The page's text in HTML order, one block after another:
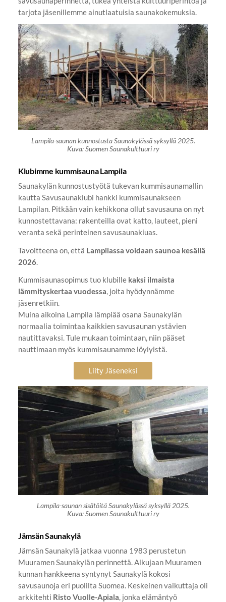
tarjota jäsenillemme ainutlaatuisia saunakokemuksia.
Lampila-saunan kunnostusta Saunakylässä syksyllä 2025.
Kuva: Suomen Saunakulttuuri ry
Klubimme kummisauna Lampila
Saunakylän kunnostustyötä tukevan kummisaunamallin
kautta Savusaunaklubi hankki kummisaunakseen
Lampilan. Pitkään vain kehikkona ollut savusauna on nyt
kunnostettavana: rakenteilla ovat katto, lauteet, pieni
veranta sekä perinteinen savusaunakiuas.
Tavoitteena on, että Lampilassa voidaan saunoa kesällä
2026.
Kummisaunasopimus tuo klubille kaksi ilmaista
lämmityskertaa vuodessa, joita hyödynnämme
jäsenretkiin.
Muina aikoina Lampila lämpiää osana Saunakylän
normaalia toimintaa kaikkien savusaunan ystävien
nautittavaksi. Tule mukaan toimintaan, niin pääset
nauttimaan myös kummisaunamme löylyistä.
Liity Jäseneksi
Lampila-saunan sisätöitä Saunakylässä syksyllä 2025.
Kuva: Suomen Saunakulttuuri ry
Jämsän Saunakylä
Jämsän Saunakylä jatkaa vuonna 1983 perustetun
Muuramen Saunakylän perinnettä. Alkujaan Muuramen
kunnan hankkeena syntynyt Saunakylä kokosi
savusaunoja eri puolilta Suomea. Keskeinen vaikuttaja oli
arkkitehti Risto Vuolle-Apiala, jonka elämäntyö